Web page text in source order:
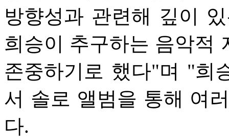
방향성과 관련해 깊이
희승이 추구하는 음악적
존중하기로 했다"며 "희
서 솔로 앨범을 통해 여
다.